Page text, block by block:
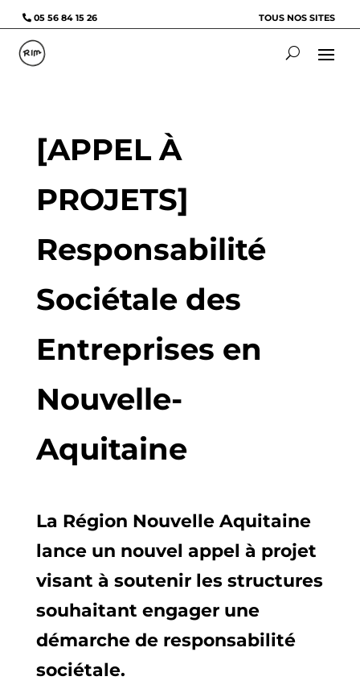
05 56 84 15 26 TOUS NOS SITES
[APPEL À
PROJETS]
Responsabilité
Sociétale des
Entreprises en
Nouvelle-
Aquitaine
La Région Nouvelle Aquitaine
lance un nouvel appel à projet
visant à soutenir les structures
souhaitant engager une
démarche de responsabilité
sociétale.